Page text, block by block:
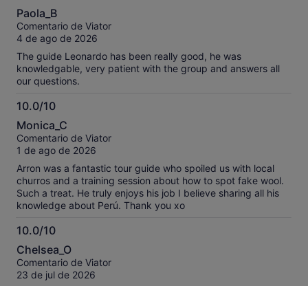
8.0
sobre
10
Paola_B
Comentario de Viator
4 de ago de 2026
The guide Leonardo has been really good, he was
knowledgable, very patient with the group and answers all
our questions.
10.0/10
10.0
sobre
10
Monica_C
Comentario de Viator
1 de ago de 2026
Arron was a fantastic tour guide who spoiled us with local
churros and a training session about how to spot fake wool.
Such a treat. He truly enjoys his job I believe sharing all his
knowledge about Perú. Thank you xo
10.0/10
10.0
sobre
10
Chelsea_O
Comentario de Viator
23 de jul de 2026